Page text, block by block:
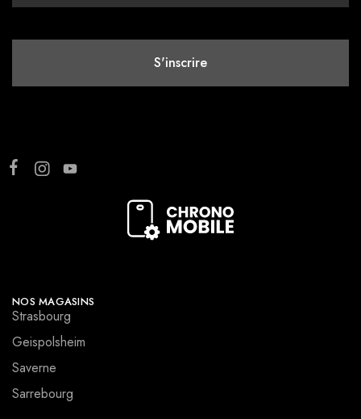
NOS MAGASINS
Strasbourg
Geispolsheim
Saverne
Sarrebourg